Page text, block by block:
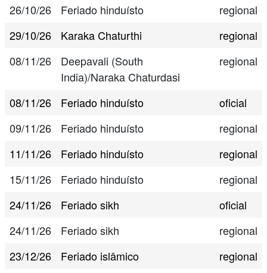
26/10/26
Feriado hinduísto
regional
29/10/26
Karaka Chaturthi
regional
08/11/26
Deepavali (South
India)/Naraka Chaturdasi
regional
08/11/26 Feriado hinduísto
oficial
09/11/26
Feriado hinduísto
regional
11/11/26
Feriado hinduísto
regional
15/11/26
Feriado hinduísto
regional
24/11/26
Feriado sikh
oficial
24/11/26
Feriado sikh
regional
23/12/26
Feriado islâmico
regional